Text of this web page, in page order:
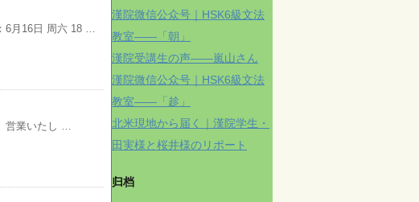
6月16日 周六 18 …
営業いたし …
漢院微信公众号｜HSK6級文法
教室——「朝」
漢院受講生の声——嵐山さん
漢院微信公众号｜HSK6級文法
教室——「趁」
北米現地から届く｜漢院学生・
田実様と桜井様のリポート
归档